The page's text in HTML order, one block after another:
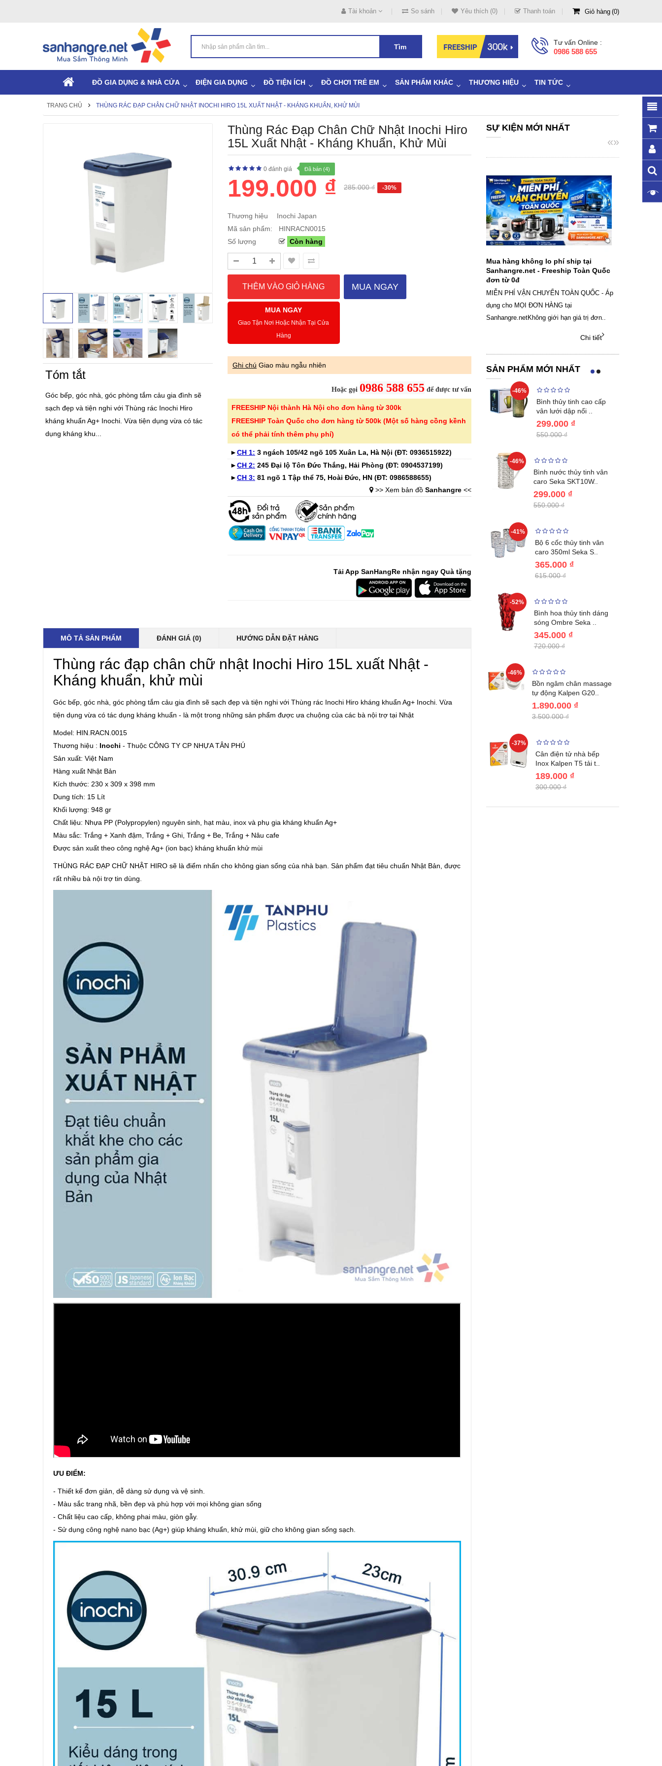
Tài khoản So sánh Yêu thích (0) Thanh toán Giỏ hàng 0
Tìm
Tư vấn Online :
0986 588 655
ĐỒ GIA DỤNG & NHÀ CỬA ĐIỆN GIA DỤNG ĐỒ TIỆN ÍCH ĐỒ CHƠI TRẺ EM SẢN PHẨM KHÁC THƯƠNG HIỆU TIN TỨC
TRANG CHỦ THÙNG RÁC ĐẠP CHÂN CHỮ NHẬT INOCHI HIRO 15L XUẤT NHẬT - KHÁNG KHUẨN, KHỬ MÙI
Tóm tắt
Góc bếp, góc nhà, góc phòng tắm cảu gia đình sẽ
sạch đẹp và tiện nghi với Thùng rác Inochi Hiro
kháng khuẩn Ag+ Inochi. Vừa tiện dụng vừa có tác
dụng kháng khu...
Thùng Rác Đạp Chân Chữ Nhật Inochi Hiro
15L Xuất Nhật - Kháng Khuẩn, Khử Mùi
0 đánh giá Đã bán (4)
199.000 ₫ 285.000 ₫ -30%
Thương hiệu
Inochi Japan
Mã sản phẩm:
HINRACN0015
Số lượng
Còn hàng
MUA NGAY
MUA NGAY
Giao Tận Nơi Hoặc Nhận Tại Cửa
Hàng
Ghi chú Giao màu ngẫu nhiên
Hoặc gọi 0986 588 655 để được tư vấn
FREESHIP Nội thành Hà Nội cho đơn hàng từ 300k
FREESHIP Toàn Quốc cho đơn hàng từ 500k (Một số hàng cồng kềnh
có thể phải tính thêm phụ phí)
►CH 1: 3 ngách 105/42 ngõ 105 Xuân La, Hà Nội (ĐT: 0936515922)
►CH 2: 245 Đại lộ Tôn Đức Thắng, Hải Phòng (ĐT: 0904537199)
►CH 3: 81 ngõ 1 Tập thể 75, Hoài Đức, HN (ĐT: 0986588655)
>> Xem bản đồ Sanhangre <<
Tải App SanHangRe nhận ngay Quà tặng
MÔ TẢ SẢN PHẨM ĐÁNH GIÁ (0) HƯỚNG DẪN ĐẶT HÀNG
Thùng rác đạp chân chữ nhật Inochi Hiro 15L xuất Nhật -
Kháng khuẩn, khử mùi
Góc bếp, góc nhà, góc phòng tắm cảu gia đình sẽ sạch đẹp và tiện nghi với Thùng rác Inochi Hiro kháng khuẩn Ag+ Inochi. Vừa
tiện dụng vừa có tác dụng kháng khuẩn - là một trong những sản phẩm được ưa chuộng của các bà nội trợ tại Nhật
Model: HIN.RACN.0015
Thương hiệu : Inochi - Thuộc CÔNG TY CP NHỰA TÂN PHÚ
Sản xuất: Việt Nam
Hàng xuất Nhật Bản
Kích thước: 230 x 309 x 398 mm
Dung tích: 15 Lít
Khối lượng: 948 gr
Chất liệu: Nhựa PP (Polypropylen) nguyên sinh, hạt màu, inox và phụ gia kháng khuẩn Ag+
Màu sắc: Trắng + Xanh đậm, Trắng + Ghi, Trắng + Be, Trắng + Nâu cafe
Được sản xuất theo công nghệ Ag+ (ion bạc) kháng khuẩn khử mùi
THÙNG RÁC ĐẠP CHỮ NHẬT HIRO sẽ là điểm nhấn cho không gian sống của nhà bạn. Sản phẩm đạt tiêu chuẩn Nhật Bản, được
rất nhiều bà nội trợ tin dùng.
ƯU ĐIỂM:
- Thiết kế đơn giản, dễ dàng sử dụng và vệ sinh.
- Màu sắc trang nhã, bền đẹp và phù hợp với mọi không gian sống
- Chất liệu cao cấp, không phai màu, giòn gẫy.
- Sử dụng công nghệ nano bạc (Ag+) giúp kháng khuẩn, khử mùi, giữ cho không gian sống sạch.
SỰ KIỆN MỚI NHẤT
«»
Sale Mừng Đại Lễ 30/4-01/5: CHÀO HÈ
2026 Siêu giảm tới 40% tại Sanhangre
SANHANGRECăn cứ vào tình hình thời tiết
Mua hàng không lo phí ship tại
Sanhangre.net - Freeship Toàn Quốc
đơn từ 0đ
MIỄN PHÍ VẬN CHUYỂN TOÀN QUỐC - Áp
dụng cho MỌI ĐƠN HÀNG tại
Sanhangre.netKhông giới hạn giá trị đơn..
Chi tiết
SẢN PHẨM MỚI NHẤT
vân lưới dập nổi ..
299.000 ₫
550.000 ₫
-46%
caro Seka SKT10W..
299.000 ₫
550.000 ₫
-41%
Bộ 6 cốc thủy tinh vân
345.000 ₫
1.890.000 ₫
3.500.000 ₫
-46%
24.5cm Kalpen KN..
189.000 ₫
-40%
220B công suất 20..
689.000 ₫
199.000 ₫
399.000 ₫
589.000 ₫
-46%
Bình thủy tinh cao cấp
vân lưới dập nổi ..
299.000 ₫
550.000 ₫
-46%
Bình nước thủy tinh vân
caro Seka SKT10W..
299.000 ₫
550.000 ₫
-41%
Bộ 6 cốc thủy tinh vân
caro 350ml Seka S..
365.000 ₫
615.000 ₫
-52%
Bình hoa thủy tinh dáng
sóng Ombre Seka ..
345.000 ₫
720.000 ₫
-46%
Bồn ngâm chân massage
tự động Kalpen G20..
1.890.000 ₫
3.500.000 ₫
-37%
Cân điện tử nhà bếp
Inox Kalpen T5 tải t..
189.000 ₫
300.000 ₫